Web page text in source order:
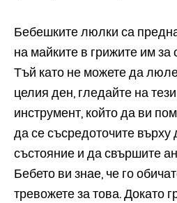
Бебешките люлки са
на майките в грижите им
Тъй като не можете да
целия ден, гледайте на
инструмент, който да ви
да се съсредоточите върху
състояние и да свършите
Бебето ви знае, че го
тревожете за това. Докато